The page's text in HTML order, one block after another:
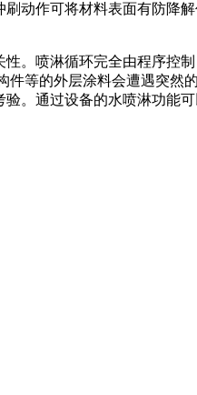
动作可将材料表面有防降
。喷淋循环完全由程序控
等的外层涂料会遭遇突然
。通过设备的水喷淋功能